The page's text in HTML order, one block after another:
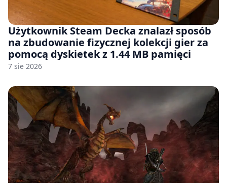
Użytkownik Steam Decka znalazł sposób
na zbudowanie fizycznej kolekcji gier za
pomocą dyskietek z 1.44 MB pamięci
7 sie 2026